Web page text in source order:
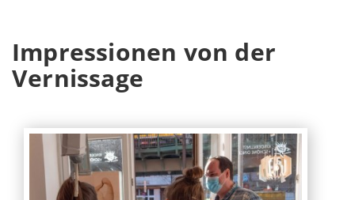
Impressionen von der
Vernissage